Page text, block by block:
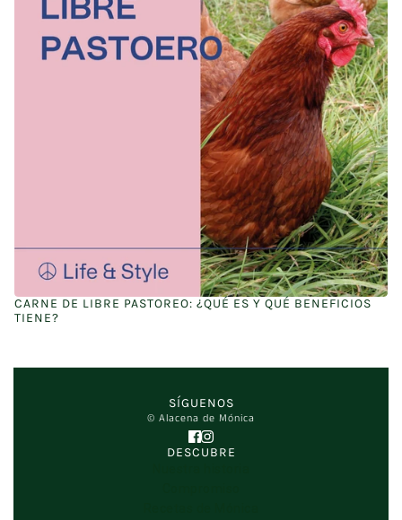
CARNE DE LIBRE PASTOREO: ¿QUÉ ES Y QUÉ BENEFICIOS
TIENE?
SÍGUENOS
© Alacena de Mónica
DESCUBRE